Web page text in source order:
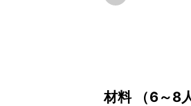
材料 （6～8